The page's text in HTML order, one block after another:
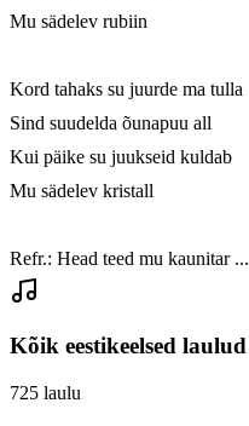
Mu sädelev rubiin
Kord tahaks su juurde ma tulla
Sind suudelda õunapuu all
Kui päike su juukseid kuldab
Mu sädelev kristall
Refr.: Head teed mu kaunitar ...
Kõik eestikeelsed laulud
725 laulu